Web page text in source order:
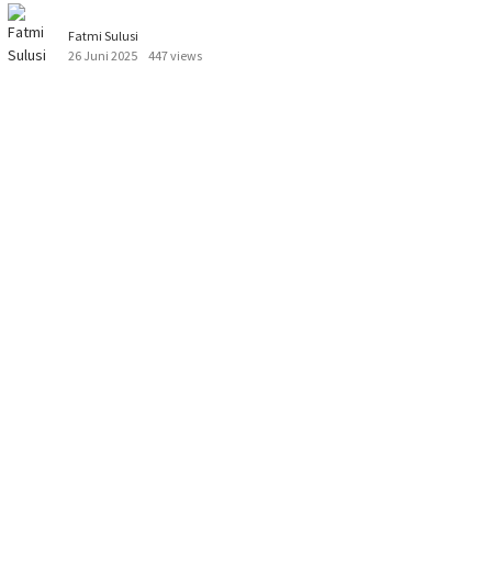
Fatmi Sulusi
26 Juni 2025
447 views